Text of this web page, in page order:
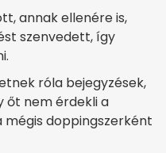
annak ellenére is,
szenvedett, így
róla bejegyzések,
őt nem érdekli a
doppingszerként